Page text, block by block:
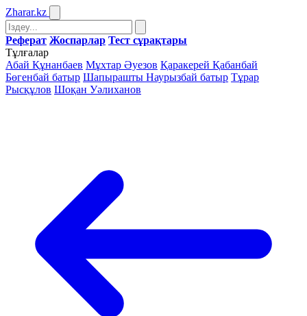
Zharar.kz
Реферат Жоспарлар Тест сұрақтары
Тұлғалар
Абай Құнанбаев Мұхтар Әуезов Қаракерей Қабанбай
Бөгенбай батыр Шапырашты Наурызбай батыр Тұрар
Рысқұлов Шоқан Уәлиханов